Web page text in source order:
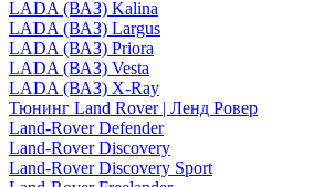
LADA (ВАЗ) Kalina
LADA (ВАЗ) Largus
LADA (ВАЗ) Priora
LADA (ВАЗ) Vesta
LADA (ВАЗ) X-Ray
Тюнинг Land Rover | Ленд Ровер
Land-Rover Defender
Land-Rover Discovery
Land-Rover Discovery Sport